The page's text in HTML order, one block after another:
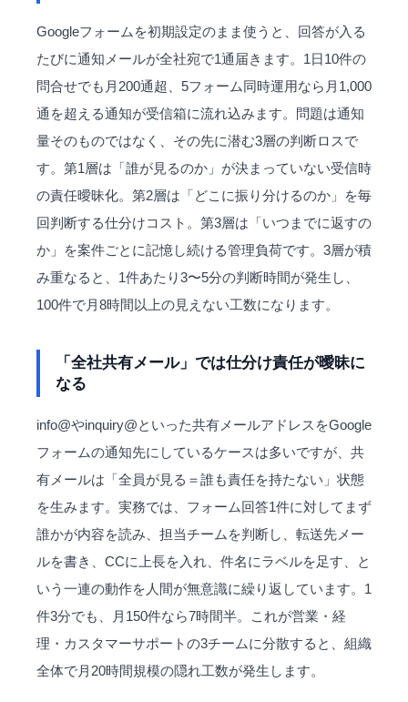
Googleフォームを初期設定のまま使うと、回答が入る
たびに通知メールが全社宛で1通届きます。1日10件の
問合せでも月200通超、5フォーム同時運用なら月1,000
通を超える通知が受信箱に流れ込みます。問題は通知
量そのものではなく、その先に潜む3層の判断ロスで
す。第1層は「誰が見るのか」が決まっていない受信時
の責任曖昧化。第2層は「どこに振り分けるのか」を毎
回判断する仕分けコスト。第3層は「いつまでに返すの
か」を案件ごとに記憶し続ける管理負荷です。3層が積
み重なると、1件あたり3〜5分の判断時間が発生し、
100件で月8時間以上の見えない工数になります。
「全社共有メール」では仕分け責任が曖昧に
なる
info@やinquiry@といった共有メールアドレスをGoogle
フォームの通知先にしているケースは多いですが、共
有メールは「全員が見る＝誰も責任を持たない」状態
を生みます。実務では、フォーム回答1件に対してまず
誰かが内容を読み、担当チームを判断し、転送先メー
ルを書き、CCに上長を入れ、件名にラベルを足す、と
いう一連の動作を人間が無意識に繰り返しています。1
件3分でも、月150件なら7時間半。これが営業・経
理・ カスタマーサポートの3チームに分散すると、組織
全体で月20時間規模の隠れ工数が発生します。